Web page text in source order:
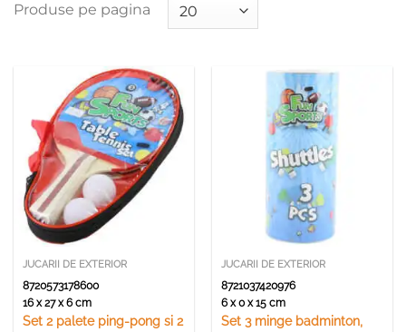
Produse pe pagina
JUCARII DE EXTERIOR
8720573178600
16 x 27 x 6 cm
Set 2 palete ping-pong si 2
JUCARII DE EXTERIOR
8721037420976
6 x 0 x 15 cm
Set 3 minge badminton,